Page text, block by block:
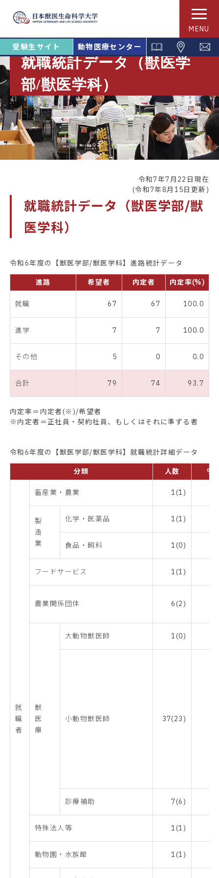
MENU
受験生サイト 動物医療センター
就職統計データ（獣医学
部/獣医学科）
令和7年7月22日現在
(令和7年8月15日更新)
就職統計データ（獣医学部/獣
医学科）
令和6年度の【獣医学部/獣医学科】進路統計データ
進路 希望者 内定者 内定率(%)
就職 67 67 100.0
進学 7 7 100.0
その他 5 0 0.0
合計 79 74 93.7
内定率＝内定者(※)/希望者
※内定者＝正社員・契約社員、もしくはそれに準ずる者
令和6年度の【獣医学部/獣医学科】就職統計詳細データ
分類 人数 ％
就
職
者
畜産業・農業 1(1)
製
造
業
化学・医薬品 1(1)
食品・飼料 1(0)
フードサービス 1(1)
農業関係団体 6(2)
獣
医
療
大動物獣医師 1(0)
小動物獣医師 37(23)
診療補助 7(6)
特殊法人等 1(1)
動物園・水族館 1(1)